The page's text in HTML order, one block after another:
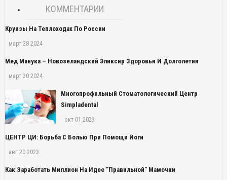
КОММЕНТАРИИ
Круизы На Теплоходах По России
март 28 2024
Мед Манука – Новозеландский Эликсир Здоровья И Долголетия
март 20 2024
Многопрофильный Стоматологический Центр
Simpladental
окт 01 2023
ЦЕНТР ЦИ: Борьба С Болью При Помощи Йоги
авг 20 2023
Как Заработать Миллион На Идее "правильной" Мамочки